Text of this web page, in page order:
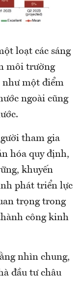
loạt các sáng
môi trường
một điểm
ngoài cũng
tham gia
hóa quy định,
khuyến
phát triển lực
trọng trong
công kinh
nhìn chung,
đầu tư châu